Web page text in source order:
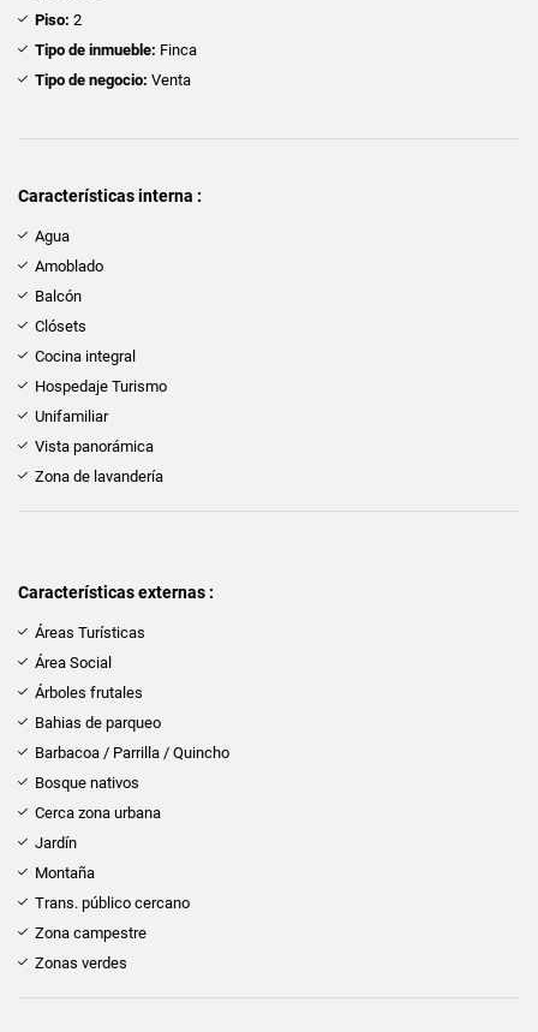
Piso: 2
Tipo de inmueble: Finca
Tipo de negocio: Venta
Características interna :
Agua
Amoblado
Balcón
Clósets
Cocina integral
Hospedaje Turismo
Unifamiliar
Vista panorámica
Zona de lavandería
Características externas :
Áreas Turísticas
Área Social
Árboles frutales
Bahias de parqueo
Barbacoa / Parrilla / Quincho
Bosque nativos
Cerca zona urbana
Jardín
Montaña
Trans. público cercano
Zona campestre
Zonas verdes